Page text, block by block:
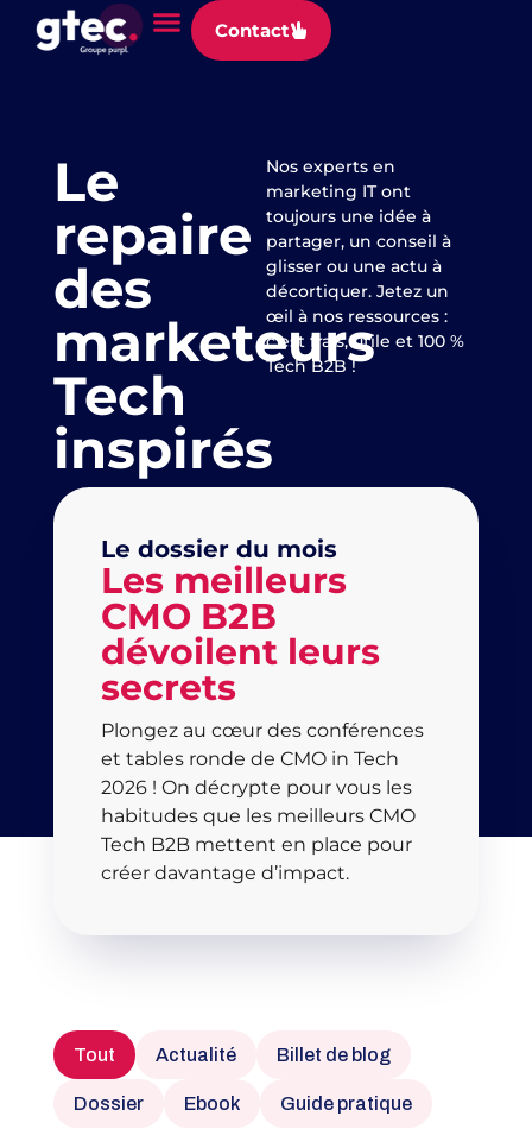
Panneau de gestion des cookies
Contact
Le
repaire
des
marketeurs
Tech
inspirés
Nos experts en
marketing IT ont
toujours une idée à
partager, un conseil à
glisser ou une actu à
décortiquer. Jetez un
œil à nos ressources :
c’est frais, utile et 100 %
Tech B2B !
Le dossier du mois
Les meilleurs
CMO B2B
dévoilent leurs
secrets
Plongez au cœur des conférences
et tables ronde de CMO in Tech
2026 ! On décrypte pour vous les
habitudes que les meilleurs CMO
Tech B2B mettent en place pour
créer davantage d’impact.
Actualité Billet de blog
Dossier Ebook Guide pratique
Tout